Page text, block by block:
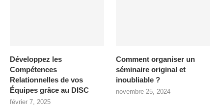
Développez les
Compétences
Relationnelles de vos
Équipes grâce au DISC
février 7, 2025
Comment organiser un
séminaire original et
inoubliable ?
novembre 25, 2024